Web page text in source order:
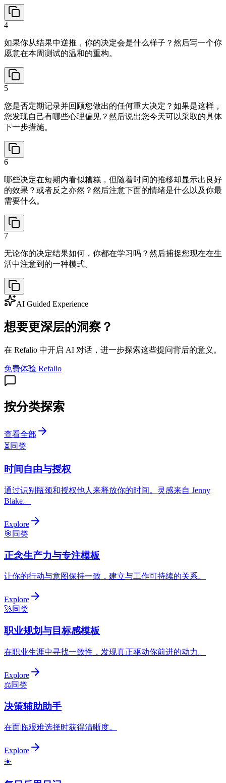
4
如果你从结果中逆推，你的决定会是什么样子？然后写一个你
愿意在本周测试的温和的重构。
5
您是否定期记录并回顾您做出的任何重大决定？如果是这样，
您发现自己有哪些心理偏见？然后说出您今天可以采取的具体
下一步措施。
6
哪些决定在短期内看似糟糕，但随着时间的推移却显示出良好
的效果？或者反之亦然？然后注意下面的情绪是什么以及你最
需要什么。
7
无论你的决定结果如何，你都在学习吗？然后捕捉您现在在生
活中注意到的一种模式。
AI Guided Experience
想要更深层的洞察？
在 Refalio 中开启 AI 对话，进一步探索这些提问背后的意义。
免费体验 Refalio
按分类探索
查看全部
⏳ 同类
时间自由与授权
通过识别瓶颈和授权他人来释放你的时间。灵感来自 Jenny
Blake。
Explore
🎯 同类
正念生产力与专注模板
让你的行动与意图保持一致，建立与工作可持续的关系。
Explore
🚀同类
职业规划与目标感模板
在职业生涯中寻找一致性，发现真正驱动你前进的动力。
Explore
⚖️同类
决策辅助助手
在面临艰难选择时获得清晰度。
Explore
☀️